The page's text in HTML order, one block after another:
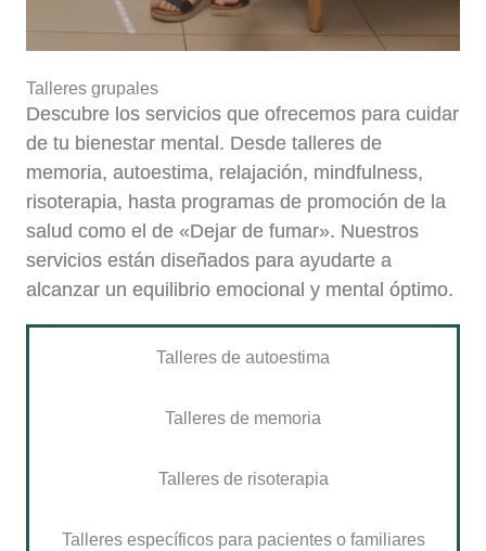
Talleres grupales
Descubre los servicios que ofrecemos para cuidar
de tu bienestar mental. Desde talleres de
memoria, autoestima, relajación, mindfulness,
risoterapia, hasta programas de promoción de la
salud como el de «Dejar de fumar». Nuestros
servicios están diseñados para ayudarte a
alcanzar un equilibrio emocional y mental óptimo.
Talleres de autoestima
Talleres de memoria
Talleres de risoterapia
Talleres específicos para pacientes o familiares